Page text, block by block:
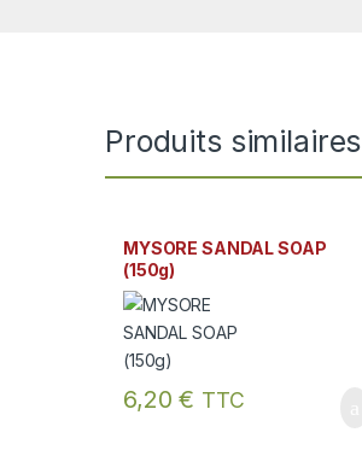
Produits similaires
MYSORE SANDAL SOAP
(150g)
6,20€ TTC